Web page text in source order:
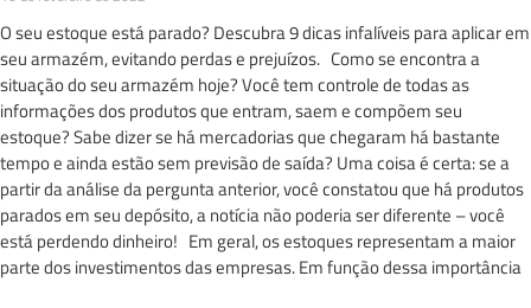
O seu estoque está parado? Descubra 9 dicas infalíveis para aplicar em
seu armazém, evitando perdas e prejuízos. Como se encontra a
situação do seu armazém hoje? Você tem controle de todas as
informações dos produtos que entram, saem e compõem seu
estoque? Sabe dizer se há mercadorias que chegaram há bastante
tempo e ainda estão sem previsão de saída? Uma coisa é certa: se a
partir da análise da pergunta anterior, você constatou que há produtos
parados em seu depósito, a notícia não poderia ser diferente – você
está perdendo dinheiro! Em geral, os estoques representam a maior
parte dos investimentos das empresas. Em função dessa importância